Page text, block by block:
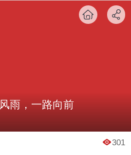
雨，一路向前
301